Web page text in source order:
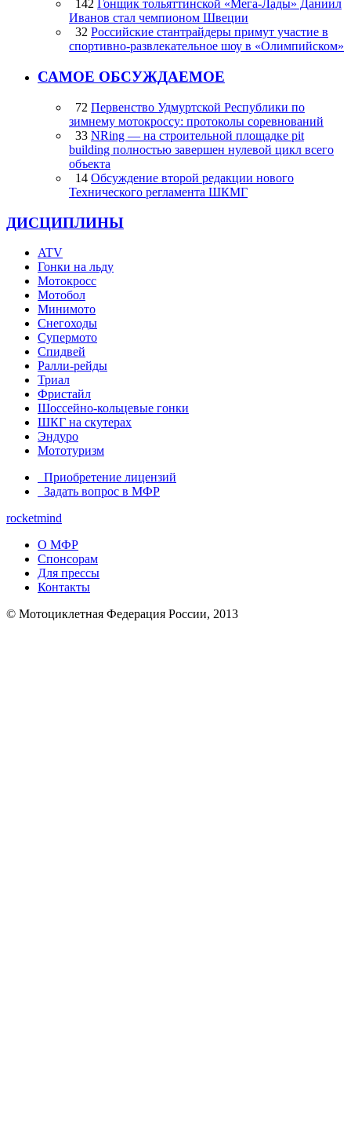
142 Гонщик тольяттинской «Мега-Лады» Даниил
Иванов стал чемпионом Швеции
32 Российские стантрайдеры примут участие в
спортивно-развлекательное шоу в «Олимпийском»
САМОЕ ОБСУЖДАЕМОЕ
72 Первенство Удмуртской Республики по
зимнему мотокроссу: протоколы соревнований
33 NRing — на строительной площадке pit
building полностью завершен нулевой цикл всего
объекта
14 Обсуждение второй редакции нового
Технического регламента ШКМГ
ДИСЦИПЛИНЫ
ATV
Гонки на льду
Мотокросс
Мотобол
Минимото
Снегоходы
Супермото
Спидвей
Ралли-рейды
Триал
Фристайл
Шоссейно-кольцевые гонки
ШКГ на скутерах
Эндуро
Мототуризм
Приобретение лицензий
Задать вопрос в МФР
rocketmind
О МФР
Спонсорам
Для прессы
Контакты
© Мотоциклетная Федерация России, 2013